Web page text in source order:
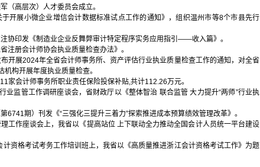
（高层次）人才委员会成立。
开展小微企业增信会计数据标准试点工作的通知》，组织温州市等8个市县先行
协印发《制造业企业反舞弊审计特定程序实务应用指引——收入篇》。
注册会计师协会执业质量检查办法》。
开展2024年全省会计师事务所、资产评估行业执业质量检查工作的通知，对全省
构开展年度执业质量检查。
家会计师事务所职业责任保险投保补贴,共计112.26万元。
业监管工作调研座谈会，省财政厅以《整体智治 联合监管 大力提升“两师”行业执
6741期）刊发《“三强化三提升三着力”探索推进成本预算绩效管理改革》。
工作座谈会上，我省以《提高站位 上下联动全力推动全国会计人员统一平台建设
资格考试考务工作培训班上，我省以《高质量推进浙江会计资格考试工作》为题